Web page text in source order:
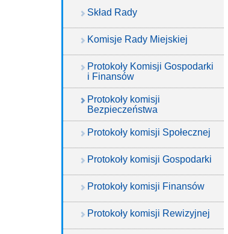
Skład Rady
Komisje Rady Miejskiej
Protokoły Komisji Gospodarki
i Finansów
Protokoły komisji
Bezpieczeństwa
Protokoły komisji Społecznej
Protokoły komisji Gospodarki
Protokoły komisji Finansów
Protokoły komisji Rewizyjnej